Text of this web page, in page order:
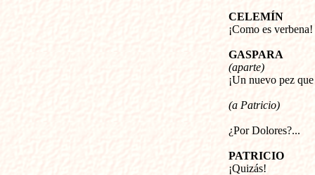
CELEMÍN
¡Como es verbena!
GASPARA
(aparte)
¡Un nuevo pez
(a Patricio)
¿Por Dolores?...
PATRICIO
¡Quizás!